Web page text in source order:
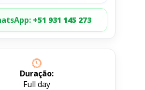
+51 931 145 273
Duração:
Full day